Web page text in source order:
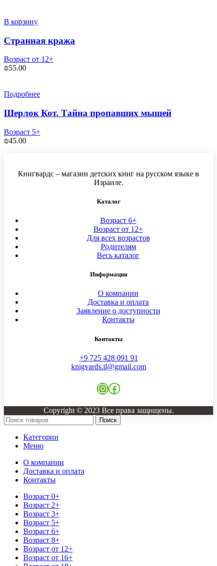
В корзину
Странная кража
Возраст от 12+
₪55.00
Подробнее
Шерлок Кот. Тайна пропавших мышей
Возраст 5+
₪45.00
Книгвардс – магазин детских книг на русском языке в
Израиле.
Каталог
Возраст 6+
Возраст от 12+
Для всех возрастов
Родителям
Весь каталог
Информация
О компании
Доставка и оплата
Заявление о доступности
Контакты
Контакты
+9 725 428 091 91
knigvards.il@gmail.com
Instagram
Facebook
Copyright © 2023 Все права защищены.
Поиск
Категории
Меню
О компании
Доставка и оплата
Контакты
Возраст 0+
Возраст 2+
Возраст 3+
Возраст 5+
Возраст 6+
Возраст 8+
Возраст от 12+
Возраст от 16+